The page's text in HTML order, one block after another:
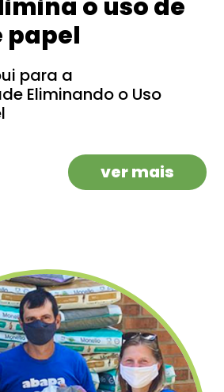
o uso de
papel
para a
Eliminando o Uso
ver mais